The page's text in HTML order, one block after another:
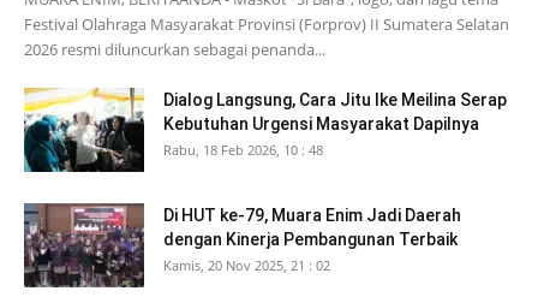
Festival Olahraga Masyarakat Provinsi (Forprov) II Sumatera Selatan
2026 resmi diluncurkan sebagai penanda...
Dialog Langsung, Cara Jitu Ike Meilina Serap
Kebutuhan Urgensi Masyarakat Dapilnya
Rabu, 18 Feb 2026, 10 : 48
Di HUT ke-79, Muara Enim Jadi Daerah
dengan Kinerja Pembangunan Terbaik
Kamis, 20 Nov 2025, 21 : 02